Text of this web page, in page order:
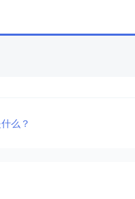
么？